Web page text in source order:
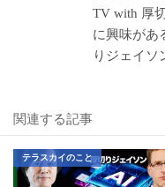
TV with 厚
に興味があ
りジェイソ
関連する記事
テラスカイのこと